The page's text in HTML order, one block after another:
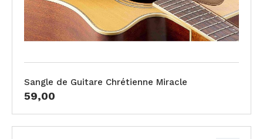
Sangle de Guitare Chrétienne Miracle
59,00